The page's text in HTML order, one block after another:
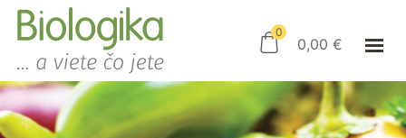
ESHOP
AKO NAKUPOVAŤ
KAMENNÝ OBCHOD
KONTAKT
0
0,00 €
PRIHLÁSENIE